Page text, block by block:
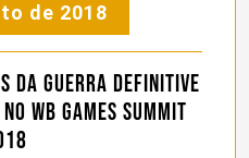
de 2018
da Guerra Definitive
WB Games Summit